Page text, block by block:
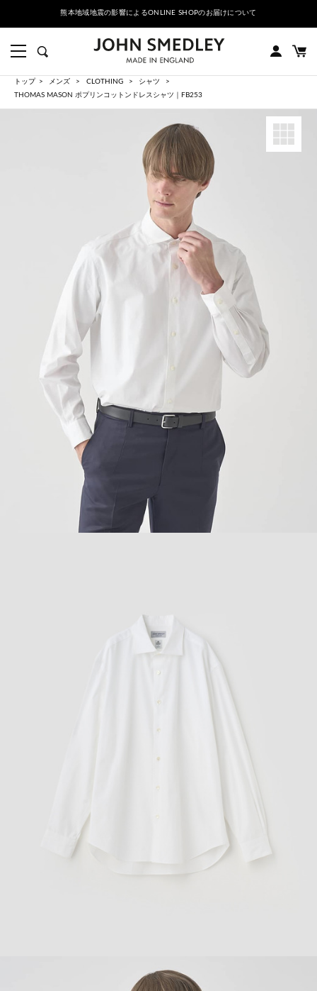
熊本地域地震の影響によるONLINE SHOPのお届けについて
トップ メンズ CLOTHING
シャツ
THOMAS MASON ポプリンコットンドレスシャツ｜FB253